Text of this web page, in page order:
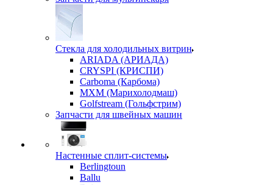
Стекла для холодильных витрин
ARIADA (АРИАДА)
CRYSPI (КРИСПИ)
Carboma (Карбома)
MXM (Марихолодмаш)
Golfstream (Гольфстрим)
Запчасти для швейных машин
Настенные сплит-системы
Berlingtoun
Ballu